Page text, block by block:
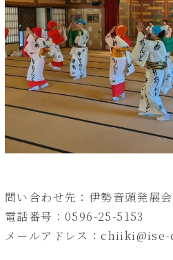
問い合わせ先：伊勢音頭発展会
電話番号：0596-25-5153
メールアドレス：